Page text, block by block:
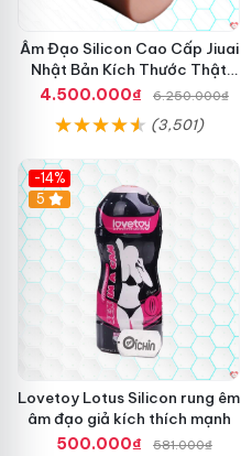
Âm Đạo Silicon Cao Cấp Jiuai
Nhật Bản Kích Thước Thật
11Kg
4.500.000₫ 6.250.000₫
(3,501)
-14%
Hot
5
Lovetoy Lotus Silicon rung êm
âm đạo giả kích thích mạnh
500.000₫
581.000₫